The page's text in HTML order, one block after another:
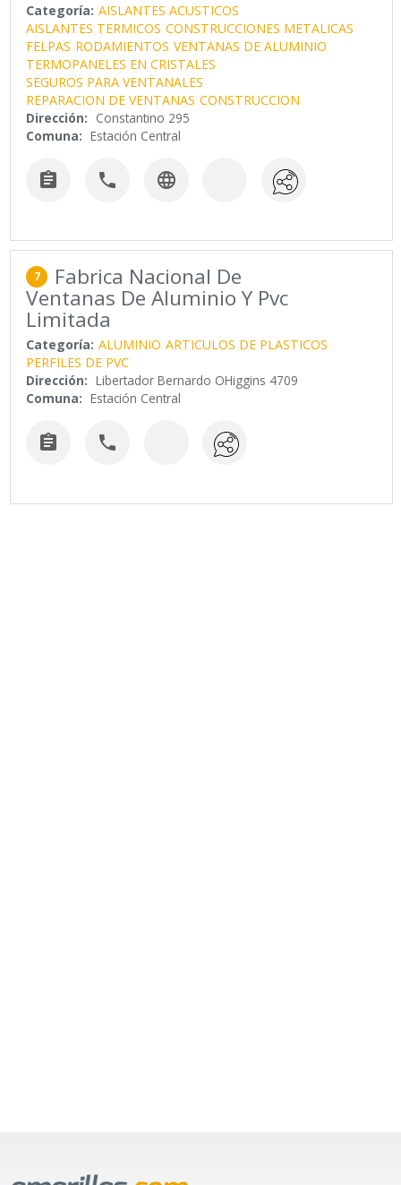
Categoría: AISLANTES ACUSTICOS
AISLANTES TERMICOS CONSTRUCCIONES METALICAS
FELPAS RODAMIENTOS VENTANAS DE ALUMINIO
TERMOPANELES EN CRISTALES
SEGUROS PARA VENTANALES
REPARACION DE VENTANAS CONSTRUCCION
Dirección: Constantino 295
Comuna: Estación Central
  
7 Fabrica Nacional De
Ventanas De Aluminio Y Pvc
Limitada
Categoría: ALUMINIO ARTICULOS DE PLASTICOS
PERFILES DE PVC
Dirección: Libertador Bernardo OHiggins 4709
Comuna: Estación Central
 